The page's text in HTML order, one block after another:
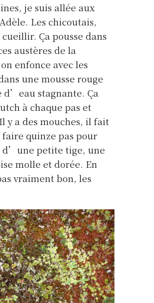
je suis allée aux
Les chicoutais,
Ça pousse dans
austères de la
enfonce avec les
une mousse rouge
d’eau stagnante. Ça
à chaque pas et
y a des mouches, il fait
quinze pas pour
petite tige, une
molle et dorée. En
vraiment bon, les